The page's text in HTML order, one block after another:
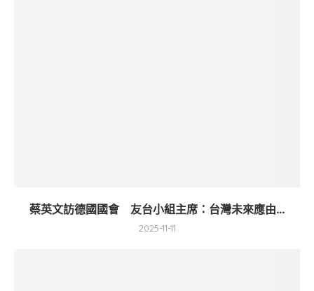
蔡英文訪德國國會 友台小組主席：台灣未來應由...
2025-11-11